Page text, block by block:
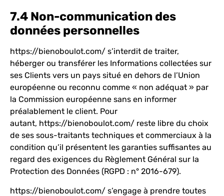
7.4 Non-communication des
données personnelles
https://bienoboulot.com/ s’interdit de traiter,
héberger ou transférer les Informations collectées sur
ses Clients vers un pays situé en dehors de l’Union
européenne ou reconnu comme « non adéquat » par
la Commission européenne sans en informer
préalablement le client. Pour
autant, https://bienoboulot.com/ reste libre du choix
de ses sous-traitants techniques et commerciaux à la
condition qu’il présentent les garanties suffisantes au
regard des exigences du Règlement Général sur la
Protection des Données (RGPD : n° 2016-679).
https://bienoboulot.com/ s’engage à prendre toutes